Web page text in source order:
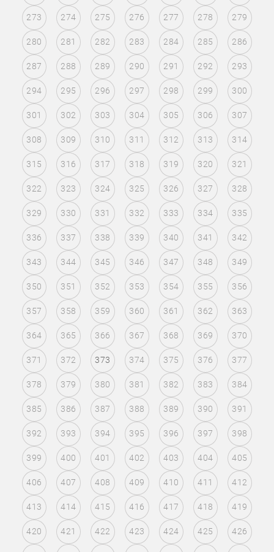
273 274 275 276 277 278 279
280 281 282 283 284 285 286
287 288 289 290 291 292 293
294 295 296 297 298 299 300
301 302 303 304 305 306 307
308 309 310 311 312 313 314
315 316 317 318 319 320 321
322 323 324 325 326 327 328
329 330 331 332 333 334 335
336 337 338 339 340 341 342
343 344 345 346 347 348 349
350 351 352 353 354 355 356
357 358 359 360 361 362 363
364 365 366 367 368 369 370
371 372 373 374 375 376 377
378 379 380 381 382 383 384
385 386 387 388 389 390 391
392 393 394 395 396 397 398
399 400 401 402 403 404 405
406 407 408 409 410 411 412
413 414 415 416 417 418 419
420 421 422 423 424 425 426